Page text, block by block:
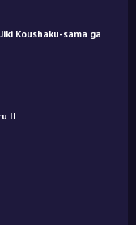
Koushaku-sama ga
II